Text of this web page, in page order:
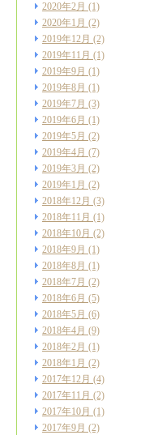
2020年2月 (1)
2020年1月 (2)
2019年12月 (2)
2019年11月 (1)
2019年9月 (1)
2019年8月 (1)
2019年7月 (3)
2019年6月 (1)
2019年5月 (2)
2019年4月 (7)
2019年3月 (2)
2019年1月 (2)
2018年12月 (3)
2018年11月 (1)
2018年10月 (2)
2018年9月 (1)
2018年8月 (1)
2018年7月 (2)
2018年6月 (5)
2018年5月 (6)
2018年4月 (9)
2018年2月 (1)
2018年1月 (2)
2017年12月 (4)
2017年11月 (2)
2017年10月 (1)
2017年9月 (2)